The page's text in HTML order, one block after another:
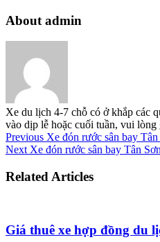
About admin
Xe du lịch 4-7 chỗ có ở khắp các
vào dịp lễ hoặc cuối tuần, vui lòng
Previous Xe đón rước sân bay
Next Xe đón rước sân bay Tân
Related Articles
Giá thuê xe hợp đồng du